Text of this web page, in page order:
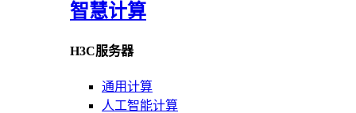
智慧计算
H3C服务器
通用计算
人工智能计算